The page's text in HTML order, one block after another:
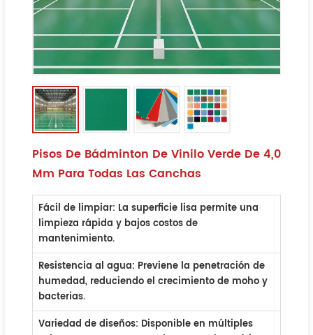
Pisos De Bádminton De Vinilo Verde De 4,0
Mm Para Todas Las Canchas
Fácil de limpiar: La superficie lisa permite una
limpieza rápida y bajos costos de
mantenimiento.
Resistencia al agua: Previene la penetración de
humedad, reduciendo el crecimiento de moho y
bacterias.
Variedad de diseños: Disponible en múltiples